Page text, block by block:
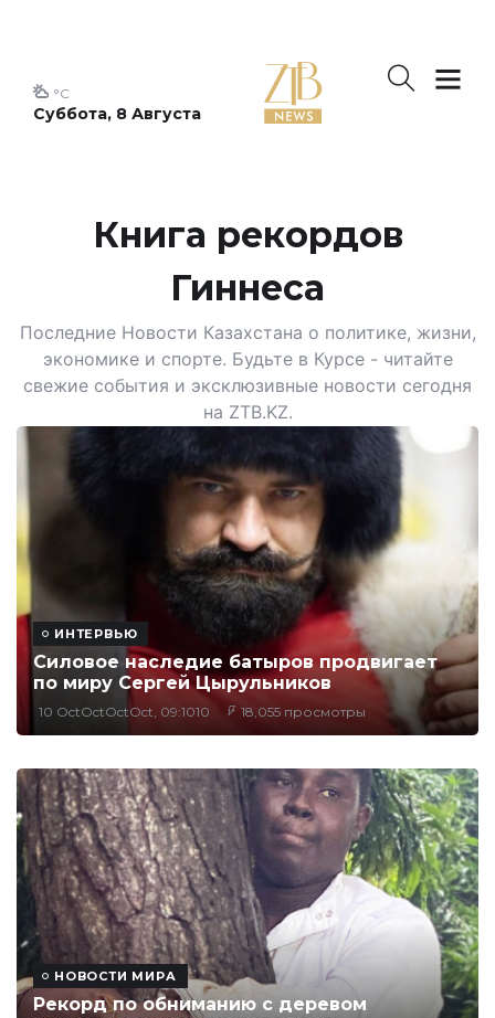
Суббота, 8 Августа
°C
Книга рекордов
Гиннеса
Последние Новости Казахстана о политике, жизни,
экономике и спорте. Будьте в Курсе - читайте
свежие события и эксклюзивные новости сегодня
на ZTB.KZ.
ИНТЕРВЬЮ
Силовое наследие батыров продвигает
по миру Сергей Цырульников
10 OctOctOctOct, 09:1010 18,055 просмотры
НОВОСТИ МИРА
Рекорд по обниманию с деревом